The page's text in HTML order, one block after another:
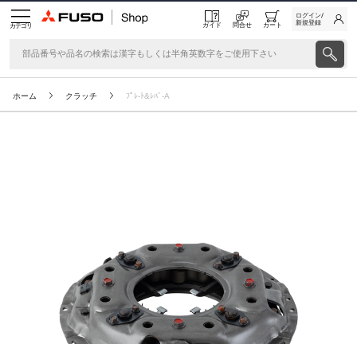
カテゴリ ガイド 問合せ カート
ログイン/
新規登録
ホーム クラッチ ﾌﾟﾚ-ﾄ&ﾚﾊﾞ-A